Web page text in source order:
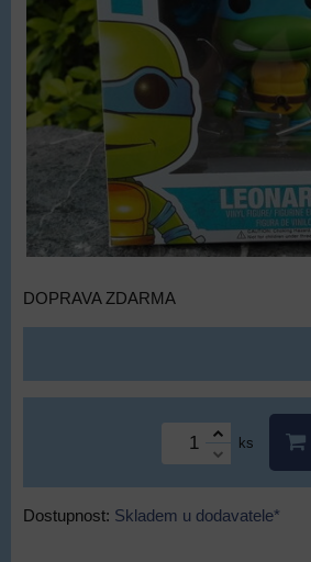
DOPRAVA ZDARMA
ks
Dostupnost: Skladem u dodavatele*